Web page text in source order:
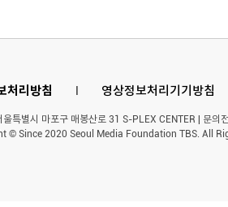
처리방침 l 영상정보처리기기방침
특별시 마포구 매봉산로 31 S-PLEX CENTER | 문
© Since 2020 Seoul Media Foundation TBS. All